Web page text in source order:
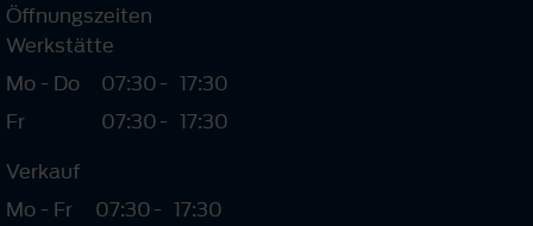
Öffnungszeiten
Werkstätte
Mo - Do
07:30- 17:30
Fr
07:30- 17:30
Verkauf
Mo - Fr
07:30- 17:30